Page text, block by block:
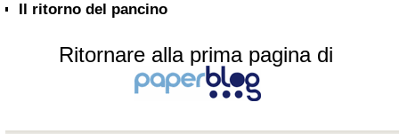
Il ritorno del pancino
Ritornare alla prima pagina di